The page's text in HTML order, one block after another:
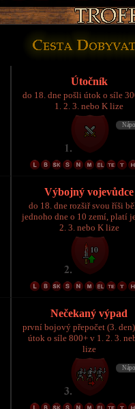
Útočník
do 18. dne pošli útok o síle
1. 2. 3. nebo K lize
Výbojný vojevůdce
do 18. dne rozšiř svou říši
jednoho dne o 10 zemí, platí
2. 3. nebo K lize
Nečekaný výpad
první bojový přepočet (3.
útok o síle 800+ v 1. 2. 3.
lize